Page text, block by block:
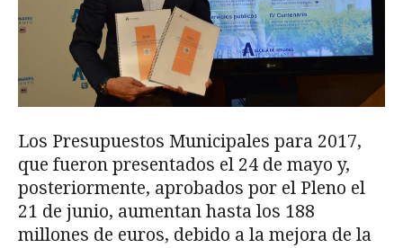
Los Presupuestos Municipales para 2017,
que fueron presentados el 24 de mayo y,
posteriormente, aprobados por el Pleno el
21 de junio, aumentan hasta los 188
millones de euros, debido a la mejora de la